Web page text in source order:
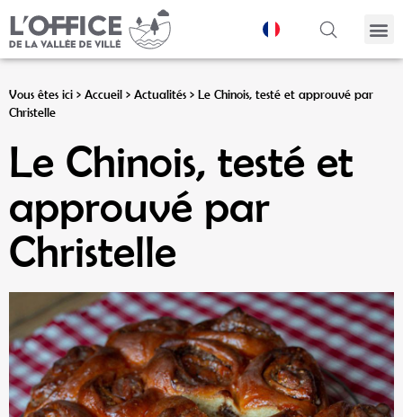
Vous êtes ici > Accueil > Actualités > Le Chinois, testé et approuvé par
Christelle
Le Chinois, testé et
approuvé par
Christelle
Panneau de gestion des cookies